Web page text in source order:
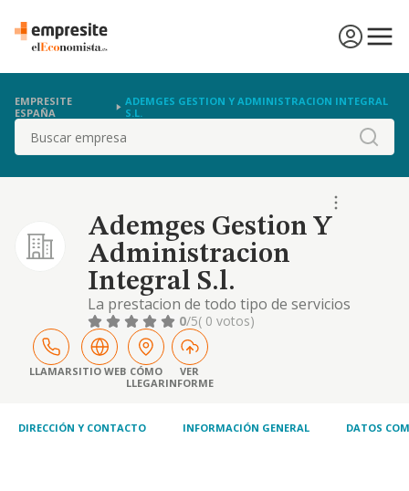
EMPRESITE
ESPAÑA
ADEMGES GESTION Y ADMINISTRACION INTEGRAL
S.L.
Buscar
Ademges Gestion Y
Administracion
Integral S.l.
La prestacion de todo tipo de servicios
juridicos y abogacia
0/5( 0 votos)
LLAMARSITIO WEB CÓMO
LLEGAR
VER
INFORME
DIRECCIÓN Y CONTACTO INFORMACIÓN GENERAL DATOS